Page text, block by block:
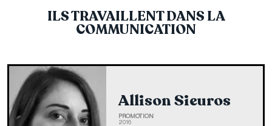
ILS TRAVAILLENT DANS LA
COMMUNICATION
Allison Sieuros
PROMOTION
2016